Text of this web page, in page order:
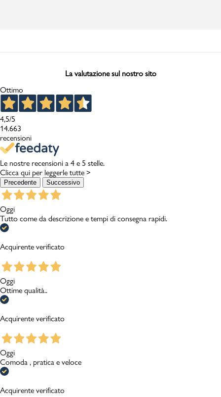
La valutazione sul nostro sito
Ottimo
4,5/5
14.663
recensioni
Le nostre recensioni a 4 e 5 stelle.
Clicca qui per leggerle tutte >
Precedente Successivo
Oggi
Tutto come da descrizione e tempi di consegna rapidi.
Acquirente verificato
Oggi
Ottime qualità..
Acquirente verificato
Oggi
Comoda , pratica e veloce
Acquirente verificato